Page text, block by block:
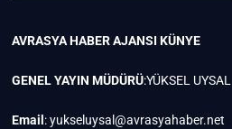
AVRASYA HABER AJANSIKÜNYE
GENEL YAYIN MÜDÜRÜ:YÜKSEL UYSAL
Email :yukseluysal@avrasyahaber.net